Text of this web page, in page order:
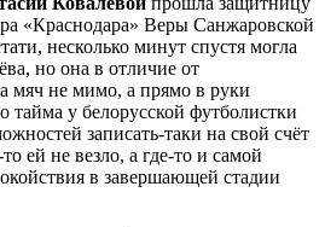
«Краснодара» Веры Санжаровской
несколько минут спустя могла
но она в отличие от
мяч не мимо, а прямо в руки
тайма у белорусской футболистки
записать-таки на свой счёт
ей не везло, а где-то и самой
в завершающей стадии